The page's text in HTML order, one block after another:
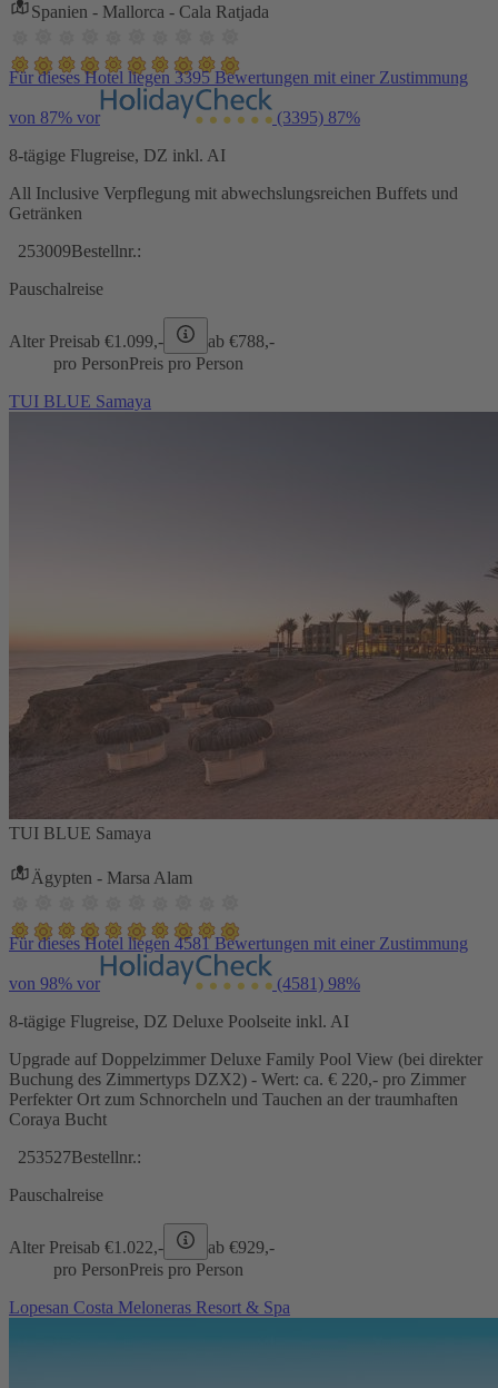
Spanien - Mallorca - Cala Ratjada
Für dieses Hotel liegen 3395 Bewertungen mit einer Zustimmung
von 87% vor (3395) 87%
8-tägige Flugreise, DZ inkl. AI
All Inclusive Verpflegung mit abwechslungsreichen Buffets und
Getränken
253009Bestellnr.:
Pauschalreise
Alter Preisab €1.099,- ab €788,-
pro PersonPreis pro Person
TUI BLUE Samaya
TUI BLUE Samaya
Ägypten - Marsa Alam
Für dieses Hotel liegen 4581 Bewertungen mit einer Zustimmung
von 98% vor (4581) 98%
8-tägige Flugreise, DZ Deluxe Poolseite inkl. AI
Upgrade auf Doppelzimmer Deluxe Family Pool View (bei direkter
Buchung des Zimmertyps DZX2) - Wert: ca. € 220,- pro Zimmer
Perfekter Ort zum Schnorcheln und Tauchen an der traumhaften
Coraya Bucht
253527Bestellnr.:
Pauschalreise
Alter Preisab €1.022,- ab €929,-
pro PersonPreis pro Person
Lopesan Costa Meloneras Resort & Spa